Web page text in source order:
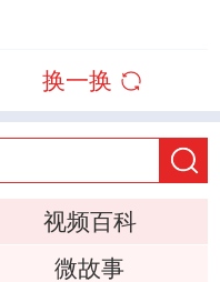
换一换
视频百科
微故事